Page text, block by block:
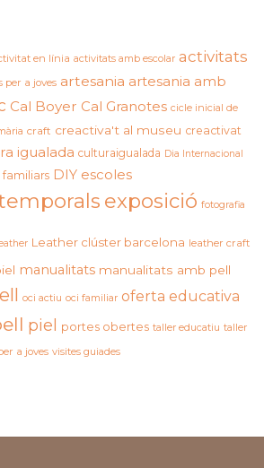
en línia activitats amb escolar activitats
per a joves artesania artesania amb
Cal Boyer Cal Granotes cicle inicial de
craft creactiva't al museu creactivat
igualada culturaigualada Dia Internacional
DIY escoles
exposició fotografia
Leather clúster barcelona leather craft
manualitats manualitats amb pell
oci actiu oci familiar oferta educativa
piel portes obertes taller educatiu taller
a joves visites guiades